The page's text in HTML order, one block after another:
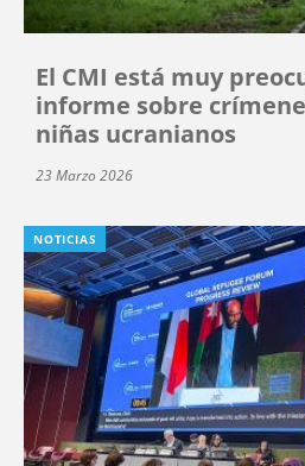
El CMI está muy
informe sobre
niñas ucranianos
23 Marzo 2026
NOTICIAS